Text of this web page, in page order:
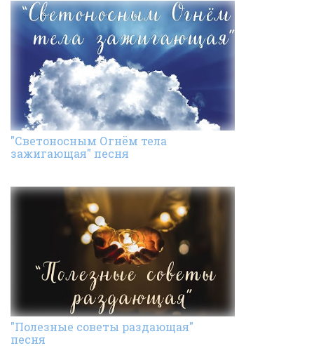
"Светоносным Огнём тела
зажигающая" песня
"Полезные советы раздающая"
песня